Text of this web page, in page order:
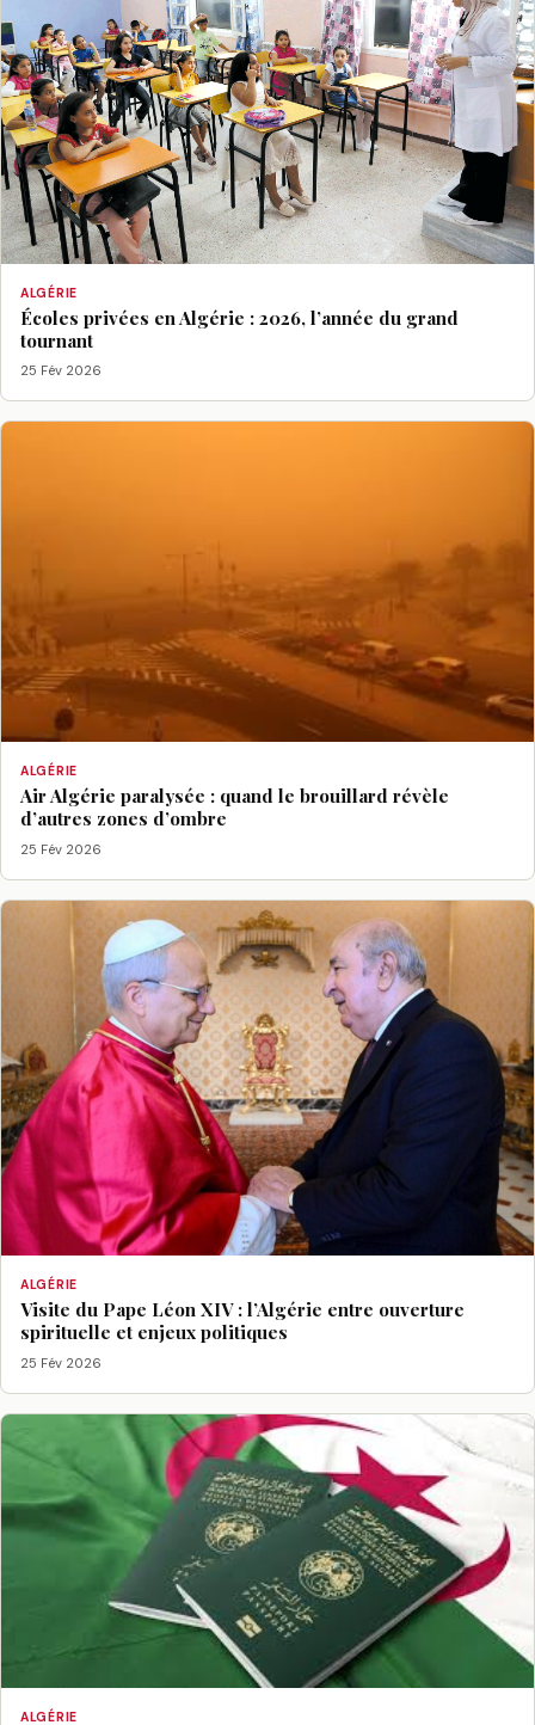
ALGÉRIE
Écoles privées en Algérie : 2026, l’année du grand
tournant
25 Fév 2026
ALGÉRIE
Air Algérie paralysée : quand le brouillard révèle
d’autres zones d’ombre
25 Fév 2026
ALGÉRIE
Visite du Pape Léon XIV : l’Algérie entre ouverture
spirituelle et enjeux politiques
25 Fév 2026
ALGÉRIE